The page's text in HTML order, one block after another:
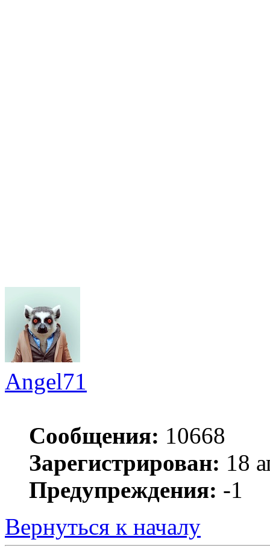
Angel71
Сообщения: 10668
Зарегистрирован: 18
Предупреждения: -1
Вернуться к началу